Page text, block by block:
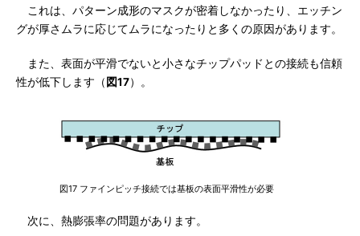
これは、パターン成形のマスクが密着しなかったり、エッチン
グが厚さムラに応じてムラになったりと多くの原因があります。
また、表面が平滑でないと小さなチップパッドとの接続も信頼
性が低下します（ 図17）。
図17 ファインピッチ接続では基板の表面平滑性が必要
次に、熱膨張率の問題があります。